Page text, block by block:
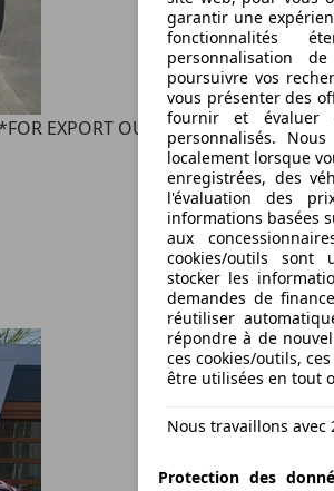
EXPORT OUT OF EU*
garantir une
fonctionnalités
personnalisation
poursuivre vos
vous présenter des
fournir et évaluer
personnalisés.
localement lorsque
enregistrées, des
l'évaluation des
informations basées
aux
cookies/outils sont
stocker les
demandes de
réutiliser
répondre à de
ces cookies/outils,
être utilisées en tout
Nous travaillons avec
Protection des